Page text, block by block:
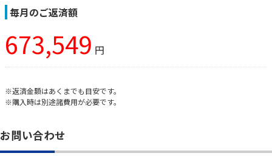
毎月のご返済額
673,549 円
※返済金額はあくまでも目安です。
※購入時は別途諸費用が必要です。
お問い合わせ